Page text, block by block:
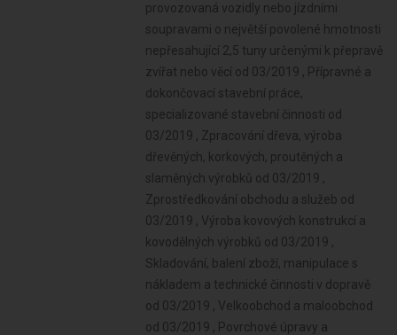
provozovaná vozidly nebo jízdními
soupravami o největší povolené hmotnosti
nepřesahující 2,5 tuny určenými k přepravě
zvířat nebo věcí od 03/2019 , Přípravné a
dokončovací stavební práce,
specializované stavební činnosti od
03/2019 , Zpracování dřeva, výroba
dřevěných, korkových, proutěných a
slaměných výrobků od 03/2019 ,
Zprostředkování obchodu a služeb od
03/2019 , Výroba kovových konstrukcí a
kovodělných výrobků od 03/2019 ,
Skladování, balení zboží, manipulace s
nákladem a technické činnosti v dopravě
od 03/2019 , Velkoobchod a maloobchod
od 03/2019 , Povrchové úpravy a